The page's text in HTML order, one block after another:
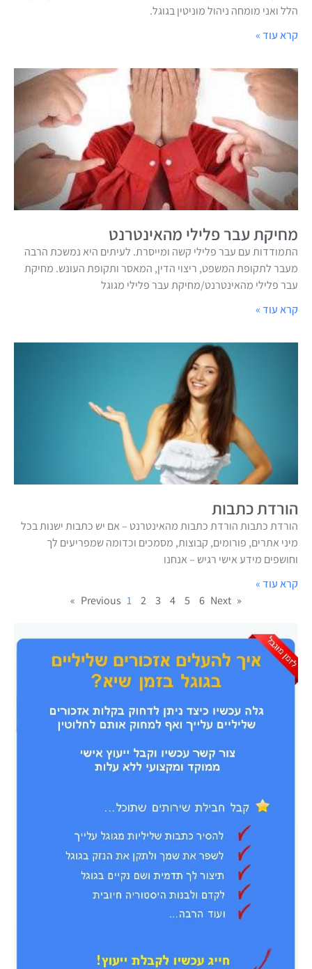
הלל ואני מומחה ניהול מוניטין בגוגל.
קרא עוד »
מחיקת עבר פלילי מהאינטרנט
התמודדות עם עבר פלילי קשה ומייסרת. לעיתים היא נמשכת הרבה
מעבר לתקופת המשפט, ריצוי הדין, המאסר ותקופת העונש. מחיקת
עבר פלילי מהאינטרנט/מחיקת עבר פלילי מגוגל
קרא עוד »
הורדת כתבות
הורדת כתבות הורדת כתבות מהאינטרנט – אם יש כתבות ישנות בכל
מיני אתרים, פורומים, קבוצות, מסמכים וכדומה שמפריעים לך
וחושפים מידע אישי רגיש – אנחנו
קרא עוד »
« Previous
1 2 3 4 5 6 Next »